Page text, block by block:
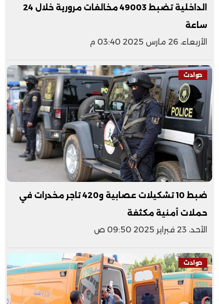
الداخلية تضبط 49003 مخالفات مرورية خلال 24
ساعة
الأربعاء، 26 مارس 2025 03:40 م
حوادث
ضبط 10 تشكيلات عصابية و420 تاجر مخدرات في
حملات أمنية مكثفة
الأحد، 23 فبراير 2025 09:50 ص
حوادث